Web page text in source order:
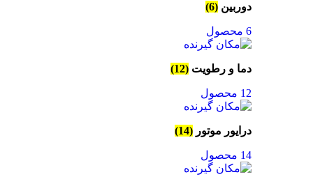
دوربین (6)
6 محصول
دما و رطویت (12)
12 محصول
درایور موتور (14)
14 محصول